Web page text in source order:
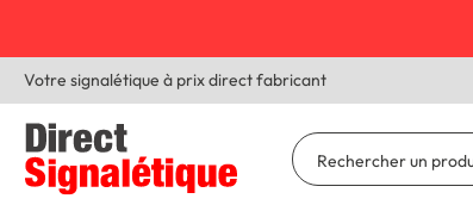
Votre signalétique à prix direct fabricant